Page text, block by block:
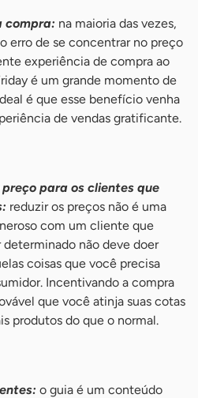
compra: na maioria das vezes,
erro de se concentrar no preço
experiência de compra ao
é um grande momento de
é que esse benefício venha
de vendas gratificante.
para os clientes que
reduzir os preços não é uma
com um cliente que
não deve doer
coisas que você precisa
Incentivando a compra
que você atinja suas cotas
produtos do que o normal.
o guia é um conteúdo